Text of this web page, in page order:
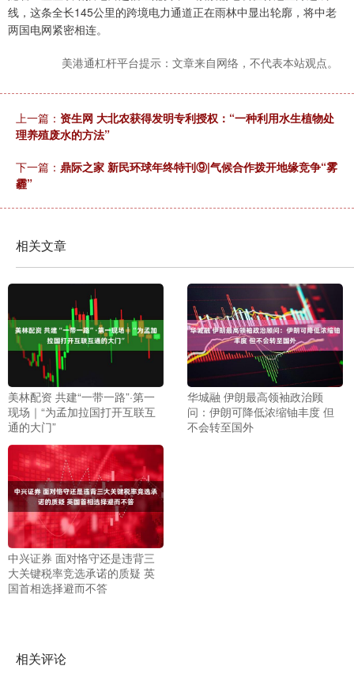
线，这条全长145公里的跨境电力通道正在雨林中显出轮廓，将中老
两国电网紧密相连。
美港通杠杆平台提示：文章来自网络，不代表本站观点。
上一篇： 资生网 大北农获得发明专利授权：“一种利用水生植物处
理养殖废水的方法”
下一篇： 鼎际之家 新民环球年终特刊⑨|气候合作拨开地缘竞争“雾
霾”
相关文章
美林配资 共建“一带一路”·第一
现场｜“为孟加拉国打开互联互
通的大门”
华城融 伊朗最高领袖政治顾
问：伊朗可降低浓缩铀丰度 但
不会转至国外
中兴证券 面对恪守还是违背三
大关键税率竞选承诺的质疑 英
国首相选择避而不答
相关评论